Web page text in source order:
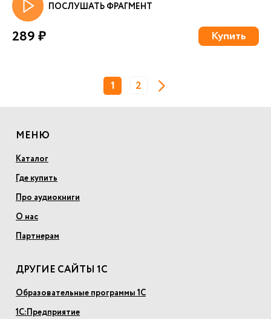
ПОСЛУШАТЬ ФРАГМЕНТ
289 ₽ Купить
1 2
МЕНЮ
Каталог
Где купить
Про аудиокниги
О нас
Партнерам
ДРУГИЕ САЙТЫ 1С
Образовательные программы 1С
1С:Предприятие